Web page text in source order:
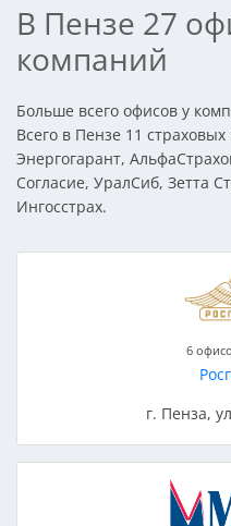
В Пензе 27
компаний
Больше всего офисов у
Всего в Пензе 11
Энергогарант,
Согласие, УралСиб, Зетта
Ингосстрах.
6
г. Пенза,